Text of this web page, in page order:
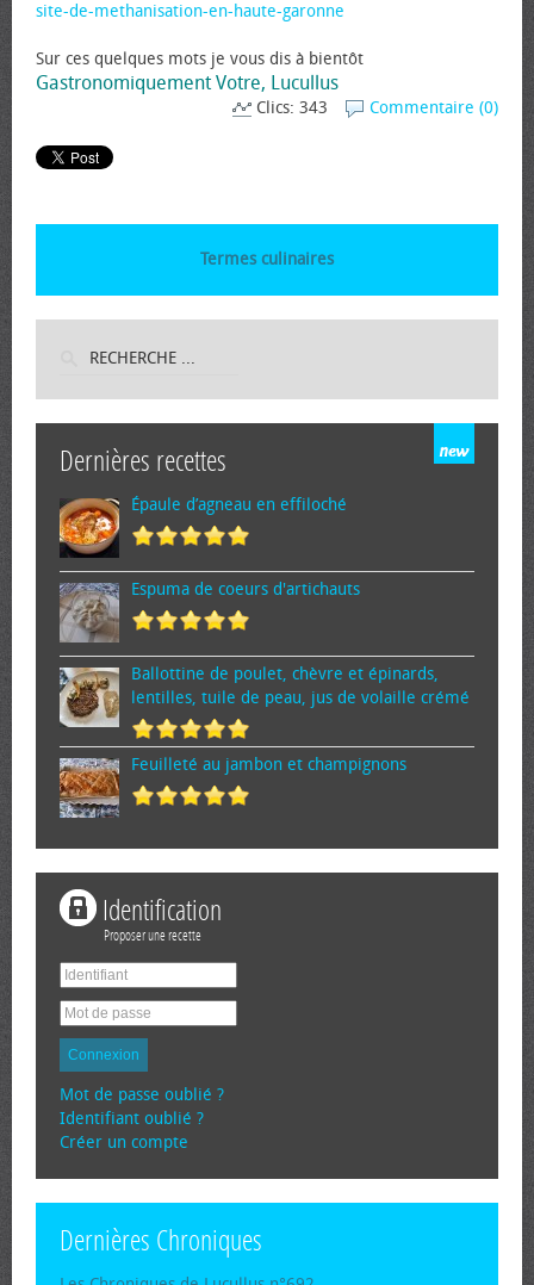
site-de-methanisation-en-haute-garonne
Sur ces quelques mots je vous dis à bientôt
Gastronomiquement Votre, Lucullus
Commentaire (0)
Clics: 343
Termes culinaires
Dernières recettes
Épaule d’agneau en effiloché
Espuma de cœurs d'artichauts
Ballottine de poulet, chèvre et épinards,
lentilles, tuile de peau, jus de volaille crémé
Feuilleté au jambon et champignons
Identification
Proposer une recette
Connexion
Mot de passe oublié ?
Identifiant oublié ?
Créer un compte
Dernières Chroniques